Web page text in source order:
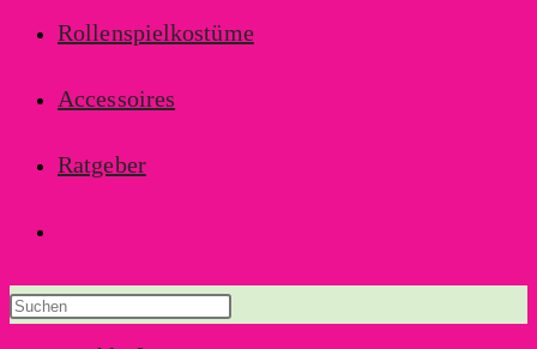
Rollenspielkostüme
Accessoires
Ratgeber
Suche